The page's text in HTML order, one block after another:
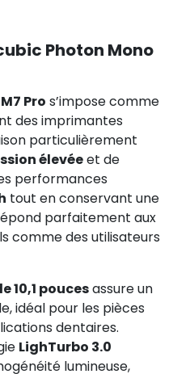
Photon Mono
Pro s’impose comme
des imprimantes
particulièrement
élevéeet de
performances
tout en conservant une
parfaitement aux
comme des utilisateurs
10,1 poucesassure un
idéal pour les pièces
dentaires.
LighTurbo 3.0
lumineuse,